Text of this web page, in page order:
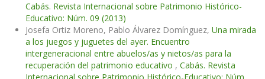
Cabás. Revista Internacional sobre Patrimonio Histórico-
Educativo: Núm. 09 (2013)
Josefa Ortiz Moreno, Pablo Álvarez Domínguez, Una mirada
a los juegos y juguetes del ayer. Encuentro
intergeneracional entre abuelos/as y nietos/as para la
recuperación del patrimonio educativo , Cabás. Revista